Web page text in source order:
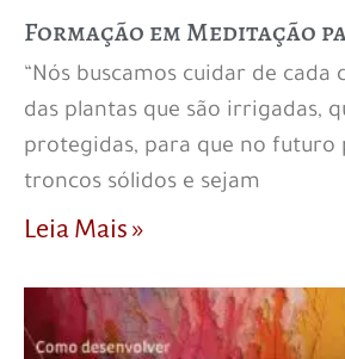
Formação em Meditação
“Nós buscamos cuidar de cada
das plantas que são irrigadas,
protegidas, para que no futuro
troncos sólidos e sejam
Leia Mais »